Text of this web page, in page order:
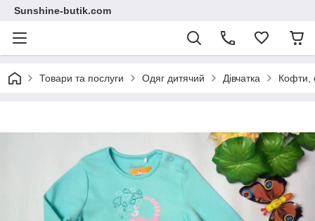
Sunshine-butik.com
Товари та послуги Одяг дитячий Дівчатка Кофти,